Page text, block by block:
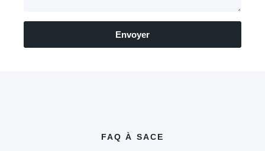
Envoyer
FAQ À SACE